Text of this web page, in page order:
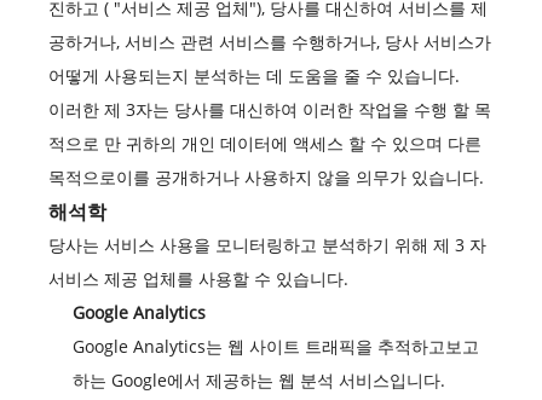
진하고 ( "서비스 제공 업체"), 당사를 대신하여 서비스를 제
공하거나, 서비스 관련 서비스를 수행하거나, 당사 서비스가
어떻게 사용되는지 분석하는 데 도움을 줄 수 있습니다.
이러한 제 3자는 당사를 대신하여 이러한 작업을 수행 할 목
적으로 만 귀하의 개인 데이터에 액세스 할 수 있으며 다른
목적으로이를 공개하거나 사용하지 않을 의무가 있습니다.
해석학
당사는 서비스 사용을 모니터링하고 분석하기 위해 제 3 자
서비스 제공 업체를 사용할 수 있습니다.
Google Analytics
Google Analytics는 웹 사이트 트래픽을 추적하고보고
하는 Google에서 제공하는 웹 분석 서비스입니다.